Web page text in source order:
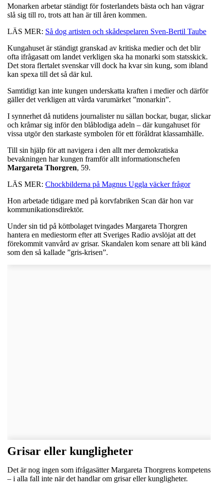
Monarken arbetar ständigt för fosterlandets bästa och han vägrar
slå sig till ro, trots att han är till åren kommen.
LÄS MER: Så dog artisten och skådespelaren Sven-Bertil Taube
Kungahuset är ständigt granskad av kritiska medier och det blir
ofta ifrågasatt om landet verkligen ska ha monarki som statsskick.
Det stora flertalet svenskar vill dock ha kvar sin kung, som ibland
kan spexa till det så där kul.
Samtidigt kan inte kungen underskatta kraften i medier och därför
gäller det verkligen att vårda varumärket ”monarkin”.
I synnerhet då nutidens journalister nu sällan bockar, bugar, slickar
och kråmar sig inför den blåblodiga adeln – där kungahuset för
vissa utgör den starkaste symbolen för ett föråldrat klassamhälle.
Till sin hjälp för att navigera i den allt mer demokratiska
bevakningen har kungen framför allt informationschefen
Margareta Thorgren, 59.
LÄS MER: Chockbilderna på Magnus Uggla väcker frågor
Hon arbetade tidigare med på korvfabriken Scan där hon var
kommunikationsdirektör.
Under sin tid på köttbolaget tvingades Margareta Thorgren
hantera en mediestorm efter att Sveriges Radio avslöjat att det
förekommit vanvård av grisar. Skandalen kom senare att bli känd
som den så kallade ”gris-krisen”.
Grisar eller kungligheter
Det är nog ingen som ifrågasätter Margareta Thorgrens kompetens
– i alla fall inte när det handlar om grisar eller kungligheter.